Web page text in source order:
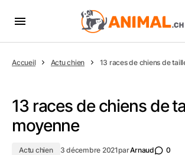
Accueil Actu chien 13 races de chiens de
13 races de chiens de
moyenne
Actu chien 3 décembre 2021parArnaud 0